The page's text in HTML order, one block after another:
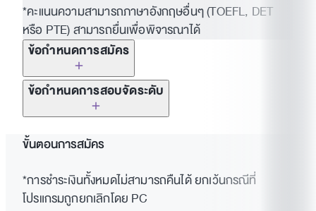
*คะแนนความสามารถภาษาอังกฤษอื่นๆ (TOEFL, DET
หรือ PTE) สามารถยื่นเพื่อพิจารณาได้
ข้อกำหนดการสมัคร
ใบแสดงผลการศึกษาล่าสุด
เอกสารประจำตัว
ผู้พักอาศัยในไทย: สำเนาบัตรประชาชน & สำเนา
ทะเบียนบ้านปัจจุบัน (หน้าที่อยู่และหน้าชื่อผู้
ผู้พักอาศัยที่ไม่ใช่คนไทย: สำเนาหนังสือเดินทาง
ทุกหน้าที่มีตราประทับ
ข้อกำหนดการสอบจัดระดับ
สมัครพร้อม IELTS: writing 4.5 (ขั้นต่ำ):
เท่านั้น
เขียนเรียงความ 1 ชั่วโมงและสัมภาษณ์
ขั้นตอนการสมัคร
*การชำระเงินทั้งหมดไม่สามารถคืนได้ ยกเว้นกรณีที่
โปรแกรมถูกยกเลิกโดย PC